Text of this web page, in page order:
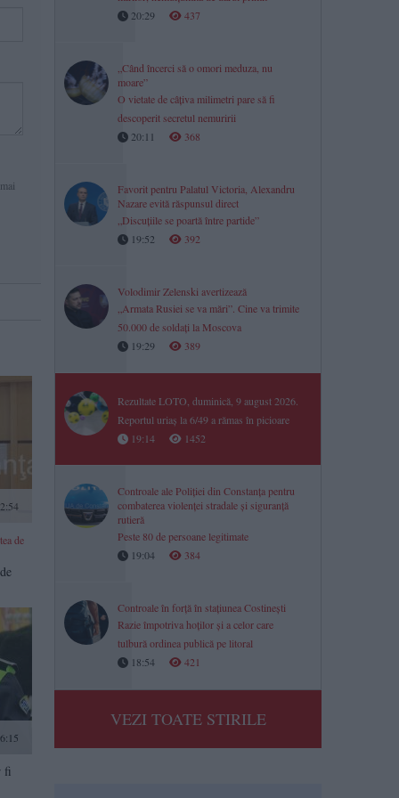
de
fi
20:29
437
„Când încerci să o omori meduza, nu
moare”
O vietate de câțiva milimetri pare să fi
descoperit secretul nemuririi
20:11
368
Favorit pentru Palatul Victoria, Alexandru
Nazare evită răspunsul direct
„Discuțiile se poartă între partide”
19:52
392
Volodimir Zelenski avertizează
„Armata Rusiei se va mări”. Cine va trimite
50.000 de soldați la Moscova
19:29
389
Rezultate LOTO, duminică, 9 august 2026.
Reportul uriaș la 6/49 a rămas în picioare
19:14
1452
Controale ale Poliției din Constanța pentru
combaterea violenței stradale și siguranță
rutieră
Peste 80 de persoane legitimate
19:04
384
Controale în forță în stațiunea Costinești
Razie împotriva hoților și a celor care
tulbură ordinea publică pe litoral
18:54
421
VEZI TOATE STIRILE